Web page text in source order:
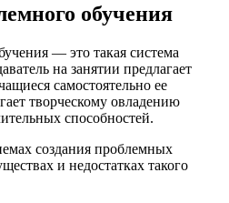
обучения
— это такая система
на занятии предлагает
самостоятельно ее
творческому овладению
способностей.
создания проблемных
и недостатках такого